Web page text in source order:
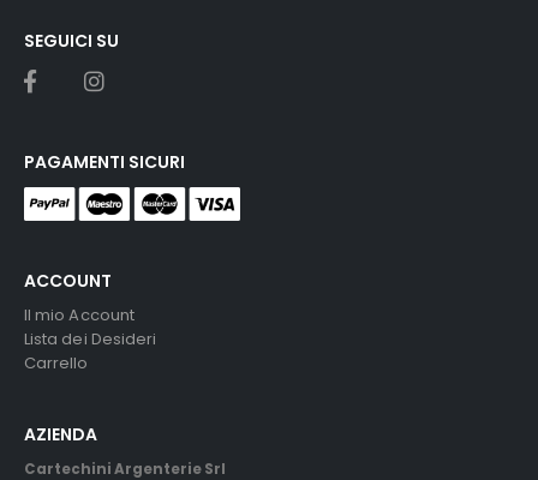
ACCOUNT
Il mio Account
Lista dei Desideri
Carrello
AZIENDA
Cartechini Argenterie Srl
SEGUICI SU
PAGAMENTI SICURI